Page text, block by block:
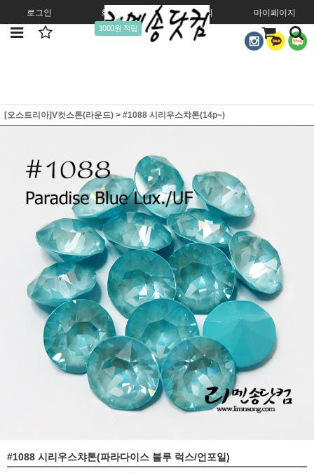
로그인 회원가입
1000원 적립
주문조회 마이페이지
[오스트리아]V컷스톤(라운드) > #1088 시리우스챠톤(14p~)
#1088 시리우스챠톤(파라다이스 블루 럭스/언포일)